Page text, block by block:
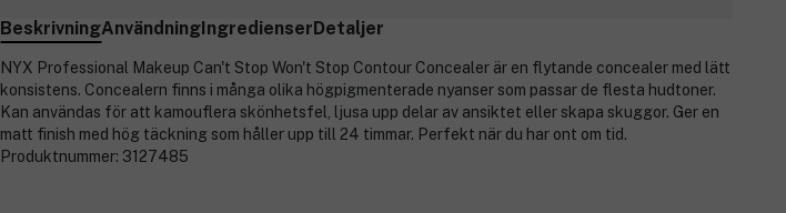
BeskrivningAnvändningIngredienserDetaljer
NYX Professional Makeup Can't Stop Won't Stop Contour Concealer är en flytande concealer med lätt
konsistens. Concealern finns i många olika högpigmenterade nyanser som passar de flesta hudtoner.
Kan användas för att kamouflera skönhetsfel, ljusa upp delar av ansiktet eller skapa skuggor. Ger en
matt finish med hög täckning som håller upp till 24 timmar. Perfekt när du har ont om tid.
Produktnummer: 3127485